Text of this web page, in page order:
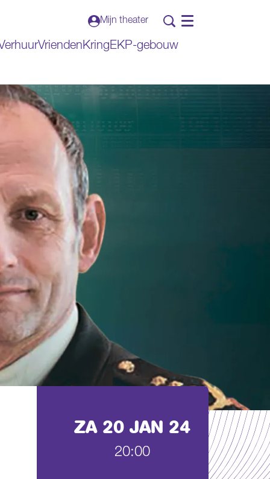
Mijn theater
VriendenKringEKP-gebouw
Menu
ZA 20 JAN 24
20:00